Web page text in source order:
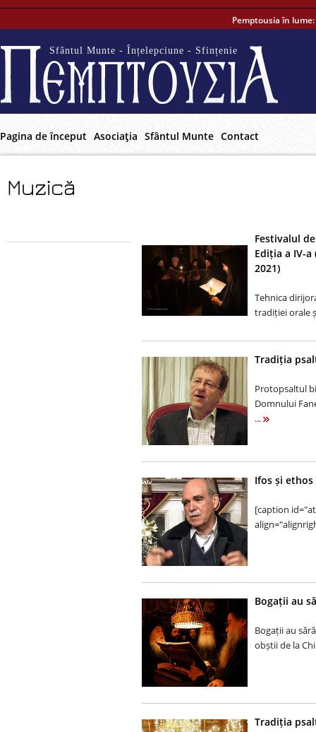
Pemptousia în lume:
Sfântul Munte - Înțelepciune - Sfințenie
Pagina de început Asociaţia Sfântul Munte Contact
Muzică
Festivalul
Ediția a IV-
2021)
Tehnica
tradiției orale
Tradiția
Protopsaltul
Domnului
...
Ifos și
[caption
Bogații au
Bogații au
obștii de la
Tradiția